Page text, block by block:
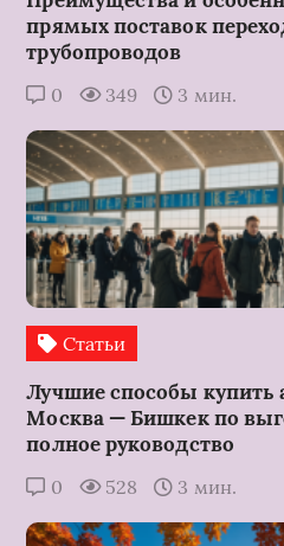
прямых поставок
трубопроводов
0 349 3 мин.
Статьи
Лучшие способы купить
Москва — Бишкек по
полное руководство
0 528 3 мин.